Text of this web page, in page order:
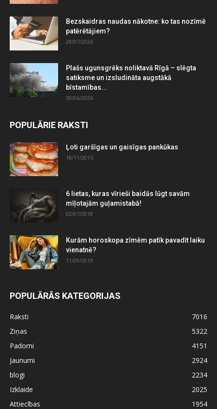
Bezskaidras naudas nākotne: ko tas nozīmē
patērētājiem?
28/07/2026
Plašs ugunsgrēks noliktavā Rīgā – slēgta
satiksme un izsludināta augstākā
bīstamības...
30/06/2026
POPULĀRIE RAKSTI
Ļoti garšīgas un gaisīgas pankūkas
18/11/2015
6 lietas, kuras vīrieši baidās lūgt savām
mīļotajām guļamistabā!
02/07/2018
Kurām horoskopa zīmēm patīk pavadīt laiku
vienatnē?
11/09/2019
POPULĀRĀS KATEGORIJAS
Raksti
7016
Ziņas
5322
Padomi
4151
Jaunumi
2924
blogi
2234
Izklaide
2025
Attiecības
1954